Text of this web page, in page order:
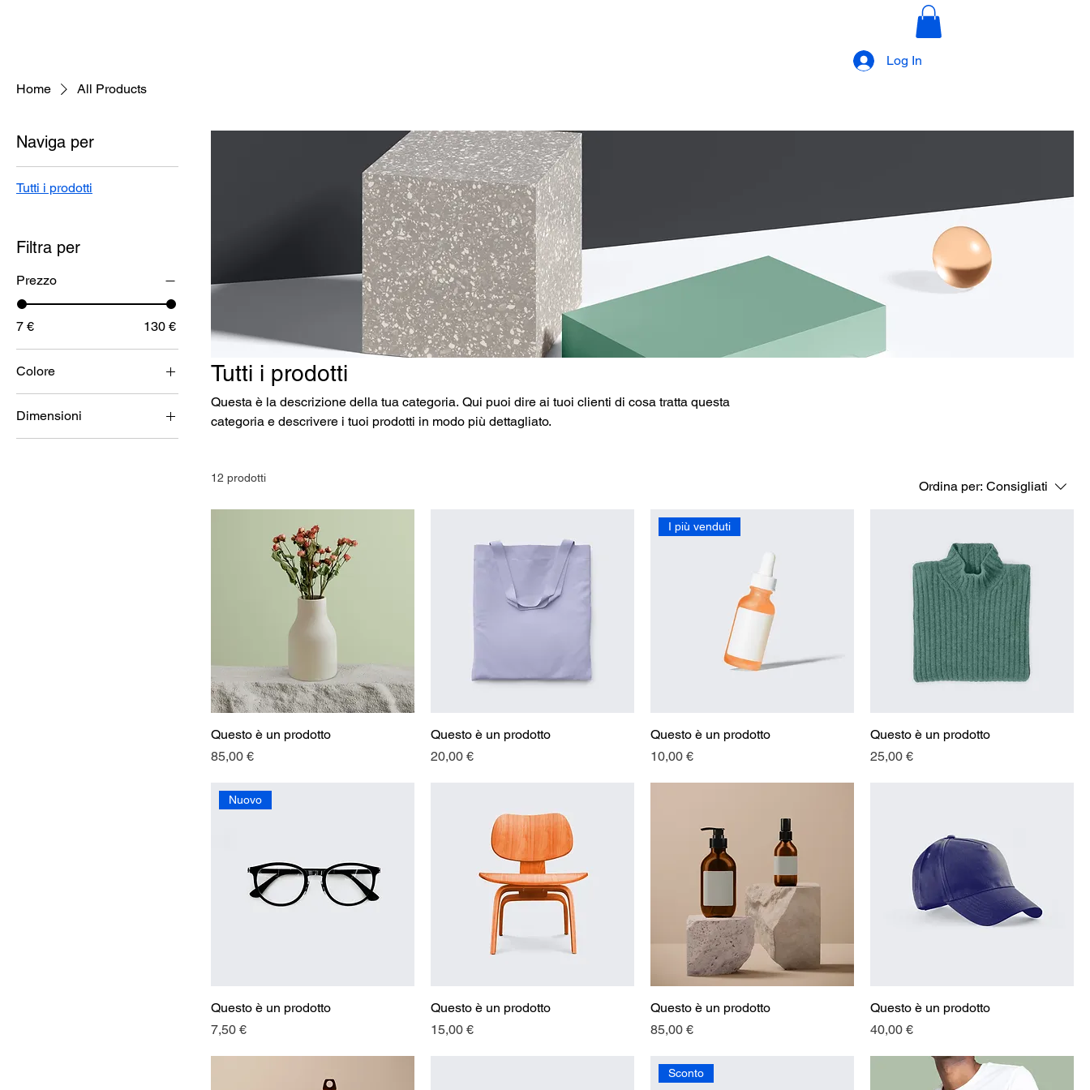
Log In
Home
All Products
Naviga per
Tutti i prodotti
Filtra per
Prezzo
7 € 130 €
Colore
Dimensioni
250 ml
Tutti i prodotti
Questa è la descrizione della tua categoria. Qui puoi dire ai tuoi clienti di cosa tratta questa
categoria e descrivere i tuoi prodotti in modo più dettagliato.
12 prodotti
Ordina per: Consigliati
Questo è un prodotto
Prezzo
85,00 €
Questo è un prodotto
Prezzo
20,00 €
I più venduti
Questo è un prodotto
Prezzo
10,00 €
Questo è un prodotto
Prezzo
25,00 €
Nuovo
Questo è un prodotto
Prezzo
7,50 €
Questo è un prodotto
Prezzo
15,00 €
Questo è un prodotto
Prezzo
85,00 €
Questo è un prodotto
Prezzo
40,00 €
Sconto